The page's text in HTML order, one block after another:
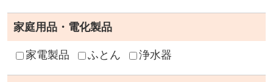
家庭用品・電化製品
家電製品 ふとん 浄水器